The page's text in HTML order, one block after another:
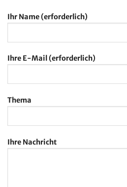
Ihr Name (erforderlich)
Ihre E-Mail (erforderlich)
Thema
Ihre Nachricht